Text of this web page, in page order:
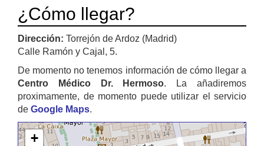
¿Cómo llegar?
Dirección: Torrejón de Ardoz (Madrid)
Calle Ramón y Cajal, 5.
De momento no tenemos información de cómo llegar a
Centro Médico Dr. Hermoso. La añadiremos
proximamente, de momento puede utilizar el servicio
de Google Maps.
+